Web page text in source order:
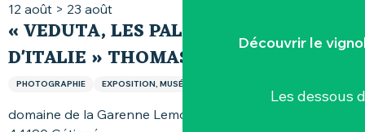
Découvrir le
Les dessous
12 août > 23 août
« VEDUTA, LES PALAIS OUBLIÉS
D'ITALIE » THOMAS JORION
PHOTOGRAPHIE EXPOSITION, MUSÉE
domaine de la Garenne Lemot, avenue Xavier-Rineau,